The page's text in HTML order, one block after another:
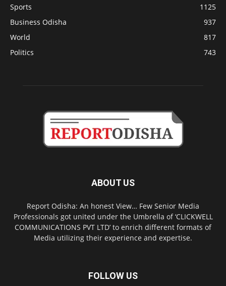
Sports
1125
Business Odisha
937
World
817
Politics
743
ABOUT US
Report Odisha: An honest View… Few Senior Media
Professionals got united under the Umbrella of ‘CLICKWELL
COMMUNICATIONS PVT LTD’ to enrich different formats of
Media utilizing their experience and expertise.
FOLLOW US